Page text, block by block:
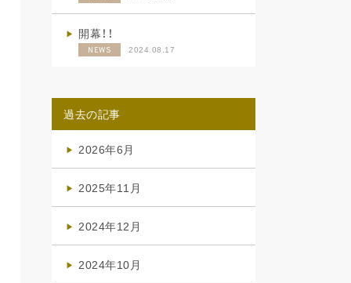
開幕！！
NEWS 2024.08.17
過去の記事
2026年6月
2025年11月
2024年12月
2024年10月